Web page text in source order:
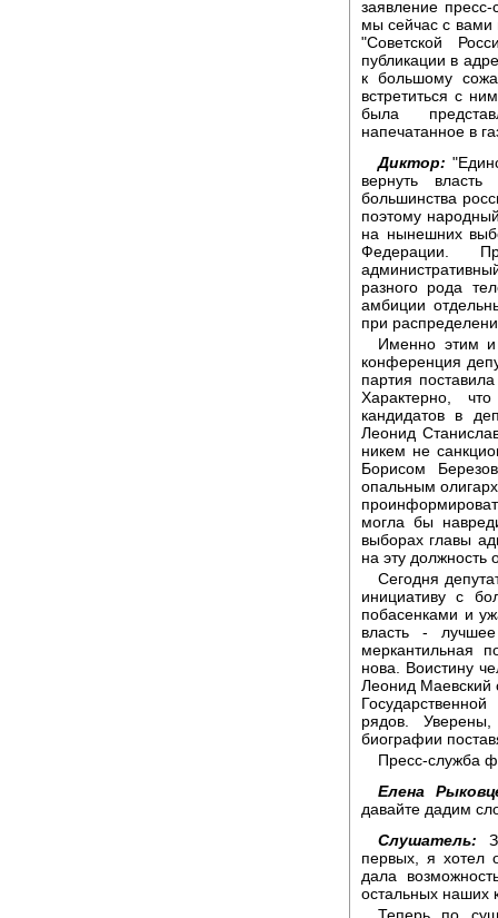
заявление
мы сейчас с вами
"Советской
публикации в
к большому
встретиться с
была
напечатанное в
Диктор:
вернуть
большинства
поэтому
на нынешних
Федерации.
разного рода
амбиции
при
Именно этим и
конференция
партия
Характерно,
кандидатов в
Леонид
никем не
Борисом
опальным
могла бы
выборах главы
на эту должность
Сегодня
инициативу с
побасенками и
власть -
меркантильная
нова. Воистину
Леонид
рядов.
биографии
Пресс-служба
Елена
давайте дадим
Слушатель:
первых, я хотел
дала
остальных наших
Теперь по